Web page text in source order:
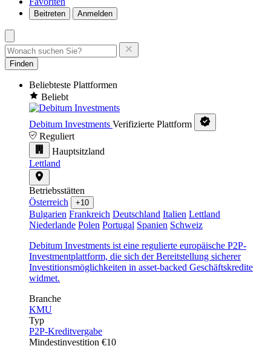
Beitreten Anmelden
Finden
Beliebteste Plattformen
Beliebt
Debitum Investments Verifizierte Plattform
Reguliert
Hauptsitzland
Lettland
Betriebsstätten
Österreich
+10
Bulgarien Frankreich Deutschland Italien Lettland
Niederlande Polen Portugal Spanien Schweiz
Debitum Investments ist eine regulierte europäische P2P-
Investmentplattform, die sich der Bereitstellung sicherer
Investitionsmöglichkeiten in asset-backed Geschäftskredite
widmet.
Branche
KMU
Typ
P2P-Kreditvergabe
Mindestinvestition €10